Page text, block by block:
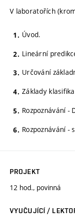
V laboratořích
Úvod.
Lineární
Určování
Základy
Rozpoznávání -
Rozpoznávání -
PROJEKT
12 hod., povinná
VYUČUJÍCÍ /